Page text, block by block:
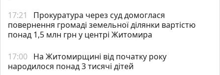
17:21
Прокуратура через суд домоглася
повернення громаді земельної ділянки вартістю
понад 1,5 млн грн у центрі Житомира
17:00 На Житомирщині від початку року
народилося понад 3 тисячі дітей